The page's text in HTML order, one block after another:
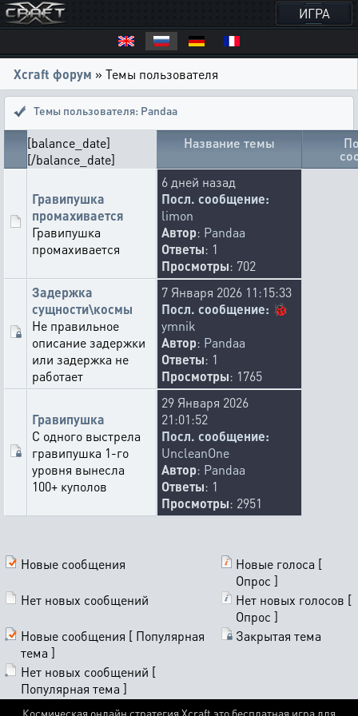
ИГРА
Xcraft форум » Темы пользователя
Темы пользователя: Pandaa
[balance_date]
[/balance_date]
Название темы
Гравипушка
промахивается
Гравипушка
промахивается
6 дней назад
Посл. сообщение:
limon
Автор: Pandaa
Ответы: 1
Просмотры: 702
Задержка
сущности\космы
Не правильное
описание задержки
или задержка не
работает
7 Января 2026 11:15:33
Посл. сообщение: 🐞
ymnik
Автор: Pandaa
Ответы: 1
Просмотры: 1765
Гравипушка
С одного выстрела
гравипушка 1-го
уровня вынесла
100+ куполов
29 Января 2026
21:01:52
Посл. сообщение:
UncleanOne
Автор: Pandaa
Ответы: 1
Просмотры: 2951
Новые сообщения
Новые голоса [
Опрос ]
Нет новых сообщений
Нет новых голосов [
Опрос ]
Новые сообщения [ Популярная
тема ]
Закрытая тема
Нет новых сообщений [
Популярная тема ]
Космическая онлайн стратегия Xcraft это бесплатная игра для